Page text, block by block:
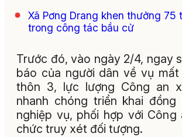
Xã Pơng Drang khen thưởng 75
trong công tác bầu cử
Trước đó, vào ngày 2/4, ngay
báo của người dân về vụ
thôn 3, lực lượng Công an
nhanh chóng triển khai
nghiệp vụ, phối hợp với
chức truy xét đối tượng.